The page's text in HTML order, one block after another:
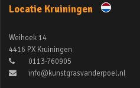
Locatie Kruiningen
Weihoek 14
4416 PX Kruiningen
0113-760905
info@kunstgrasvanderpoel.nl